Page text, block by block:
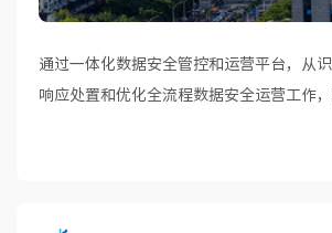
通过一体化数据安全管控和运营平台，从
响应处置和优化全流程数据安全运营工作